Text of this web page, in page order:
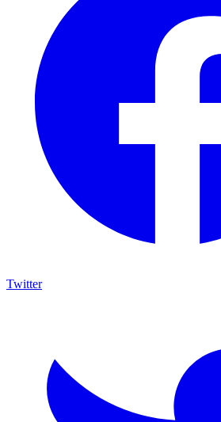
Twitter